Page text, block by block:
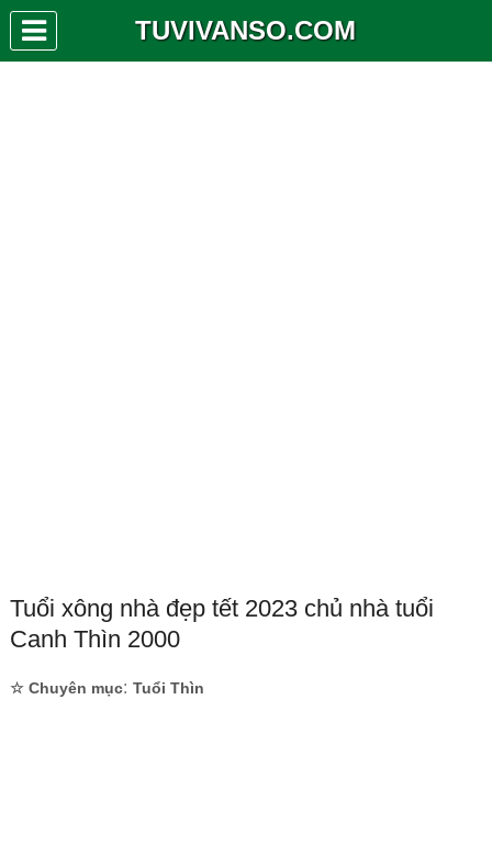
TUVIVANSO.COM
Tuổi xông nhà đẹp tết 2023 chủ nhà tuổi
Canh Thìn 2000
☆ Chuyên mục: Tuổi Thìn